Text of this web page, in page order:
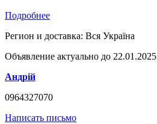
Подробнее
Регион и доставка: Вся Україна
Объявление актуально до 22.01.2025
Андрій
0964327070
Написать письмо